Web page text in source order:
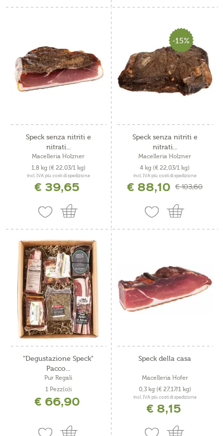
Speck senza nitriti e
nitrati...
Macelleria Holzner
1,8 kg (€ 22,03/1 kg)
incl. IVA più costi di spedizione
€ 39,65
-15%
Speck senza nitriti e
nitrati...
Macelleria Holzner
4 kg (€ 22,03/1 kg)
incl. IVA più costi di spedizione
€ 88,10 € 103,60
"Degustazione Speck"
Pacco...
Pur Regali
1 Pezz(o)i
€ 66,90
Speck della casa
Macelleria Hofer
0,3 kg (€ 27,17/1 kg)
incl. IVA più costi di spedizione
€ 8,15